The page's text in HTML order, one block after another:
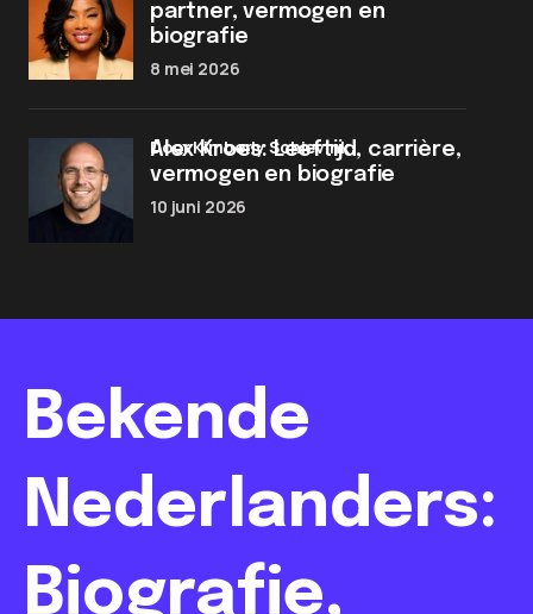
partner, vermogen en
biografie
8 mei 2026
Alex Kroes: Leeftijd, carrière,
vermogen en biografie
door Kimberly Schievink
10 juni 2026
Bekende
Nederlanders:
Biografie,